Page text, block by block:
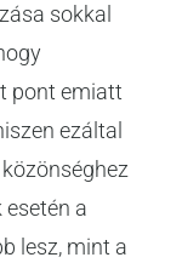
sokkal
pont emiatt
ezáltal
a
lesz, mint a